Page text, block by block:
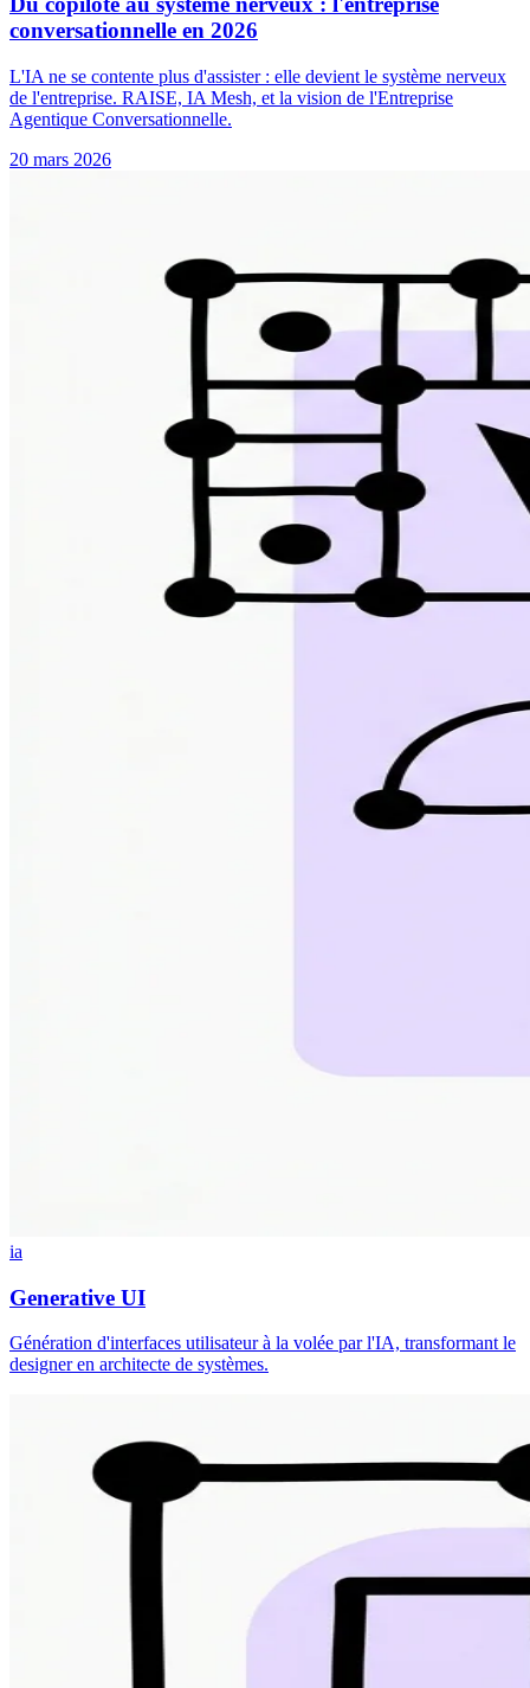
conversationnelle en 2026
L'IA ne se contente plus d'assister : elle devient le système nerveux
de l'entreprise. RAISE, IA Mesh, et la vision de l'Entreprise
Agentique Conversationnelle.
20 mars 2026
ia
Generative UI
Génération d'interfaces utilisateur à la volée par l'IA, transformant le
designer en architecte de systèmes.